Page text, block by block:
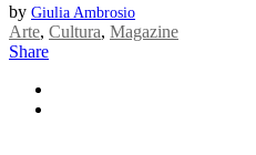
by Giulia Ambrosio
Arte, Cultura, Magazine
Share